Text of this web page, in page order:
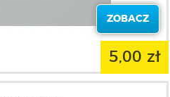
ZOBACZ
5,00 zł